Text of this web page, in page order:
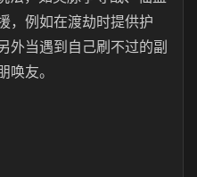
，例如在渡劫时提供护
外当遇到自己刷不过的副
友。